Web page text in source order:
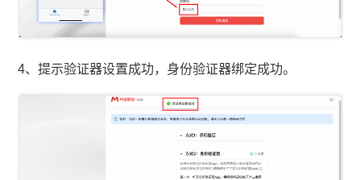
4、提示验证器设置成功，身份验证器绑定成功。